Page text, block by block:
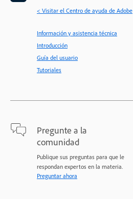
< Visitar el Centro de ayuda de Adobe
Información y asistencia técnica
Introducción
Guía del usuario
Tutoriales
Pregunte a la
comunidad
Publique sus preguntas para que le
respondan expertos en la materia.
Preguntar ahora